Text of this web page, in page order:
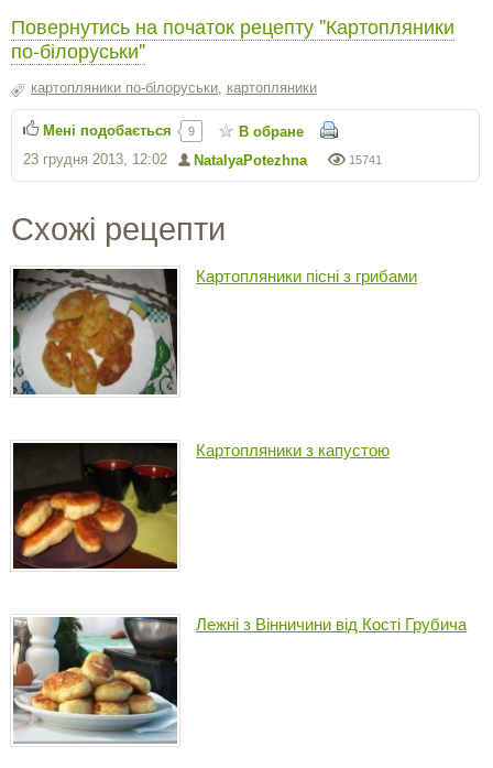
Повернутись на початок рецепту "Картопляники
по-білоруськи"
картопляники по-білоруськи картопляники
15741
NatalyaPotezhna
23 грудня 2013, 12:02
Мені подобається 9 В обране
Схожі рецепти
Картопляники пісні з грибами
Картопляники з капустою
Лежні з Вінничини від Кості Грубича